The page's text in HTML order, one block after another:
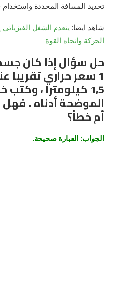
تحديد المسافة المحددة واستخدام
شاهد ايضا: ينعدم الشغل الفيزيائي
الحركة واتجاه القوة
1 سعر حراري
1,5 كيلومتراً ، وكتب
الموضحة أدناه .
أم خطأ؟
الجواب: العبارة صحيحة.